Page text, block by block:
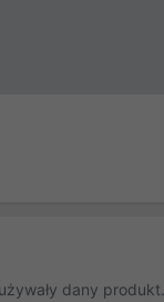
dany produkt.